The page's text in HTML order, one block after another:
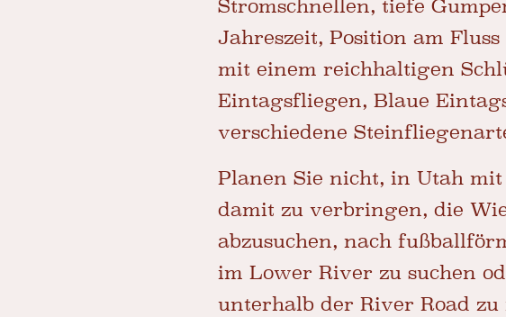
Stromschnellen, tiefe
Jahreszeit, Position am
mit einem reichhaltigen
Eintagsfliegen, Blaue
verschiedene
Planen Sie nicht, in Utah
damit zu verbringen, die
abzusuchen, nach
im Lower River zu suchen
unterhalb der River Road zu